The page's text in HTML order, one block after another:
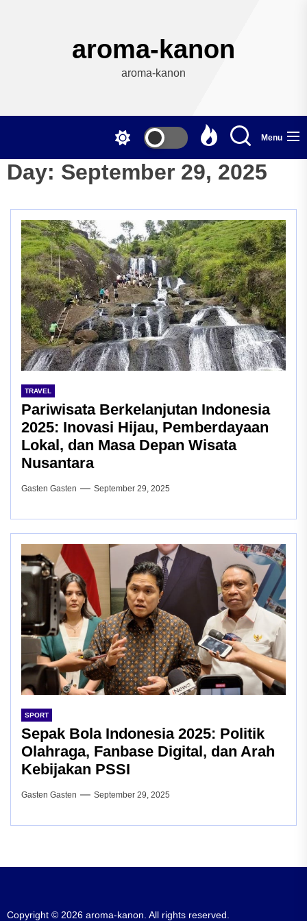
aroma-kanon
aroma-kanon
Menu
Day: September 29, 2025
TRAVEL
Pariwisata Berkelanjutan Indonesia
2025: Inovasi Hijau, Pemberdayaan
Lokal, dan Masa Depan Wisata
Nusantara
Gasten Gasten September 29, 2025
SPORT
Sepak Bola Indonesia 2025: Politik
Olahraga, Fanbase Digital, dan Arah
Kebijakan PSSI
Gasten Gasten September 29, 2025
Copyright © 2026 aroma-kanon. All rights reserved.